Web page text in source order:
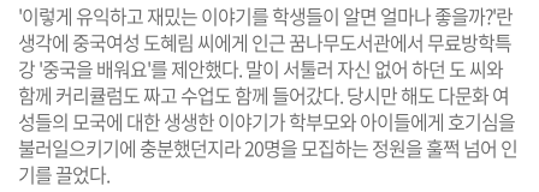
'이렇게 유익하고 재밌는 이야기를 학생들이 알면 얼마나 좋을까?'란
생각에 중국여성 도혜림 씨에게 인근 꿈나무도서관에서 무료방학특
강 '중국을 배워요'를 제안했다. 말이 서툴러 자신 없어 하던 도 씨와
함께 커리큘럼도 짜고 수업도 함께 들어갔다. 당시만 해도 다문화 여
성들의 모국에 대한 생생한 이야기가 학부모와 아이들에게 호기심을
불러일으키기에 충분했던지라 20명을 모집하는 정원을 훌쩍 넘어 인
기를 끌었다.